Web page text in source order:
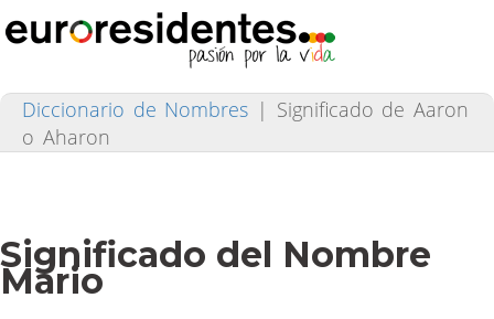
Diccionario de Nombres | Significado de Aaron
o Aharon
Significado del Nombre
Mario